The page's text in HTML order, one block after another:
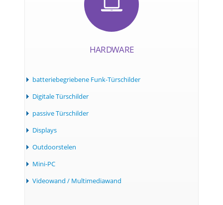
HARDWARE
batteriebegriebene Funk-Türschilder
Digitale Türschilder
passive Türschilder
Displays
Outdoorstelen
Mini-PC
Videowand / Multimediawand